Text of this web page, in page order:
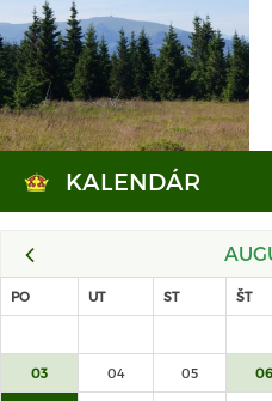
KALENDÁR
PO UT ST ŠT
03 04 05 06